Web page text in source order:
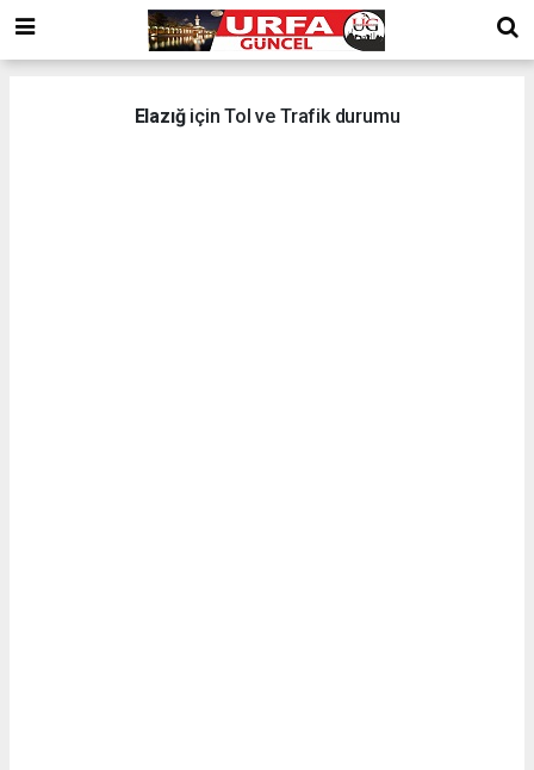
Elazığ için Tol ve Trafik durumu